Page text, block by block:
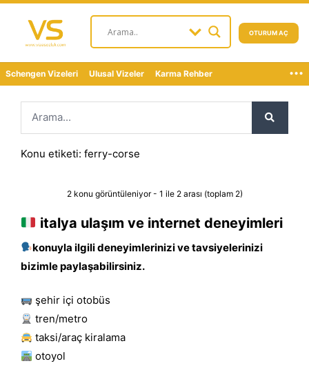
OTURUM AÇ
Schengen Vizeleri Ulusal Vizeler Karma Rehber ...
Konu etiketi: ferry-corse
2 konu görüntüleniyor - 1 ile 2 arası (toplam 2)
italya ulaşım ve internet deneyimleri
konuyla ilgili deneyimlerinizi ve tavsiyelerinizi
bizimle paylaşabilirsiniz.
şehir içi otobüs
tren/metro
taksi/araç kiralama
otoyol